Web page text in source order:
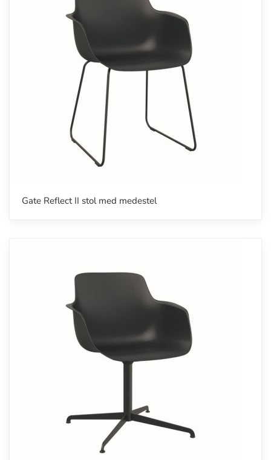
Gate Reflect II stol med medestel